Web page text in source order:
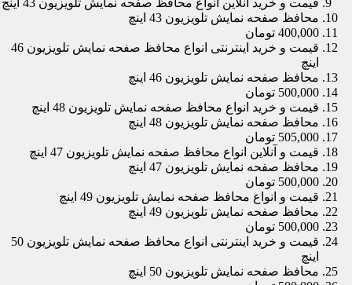
قیمت و خرید آنلاین انواع محافظ صفحه نمایش تلویزیون 43 اینچ
محافظ صفحه نمایش تلویزیون 43 اینچ
400,000 تومان
قیمت و خرید اینترنتی انواع محافظ صفحه نمایش تلویزیون 46
اینچ
محافظ صفحه نمایش تلویزیون 46 اینچ
500,000 تومان
قیمت و خرید انواع محافظ صفحه نمایش تلویزیون 48 اینچ
محافظ صفحه نمایش تلویزیون 48 اینچ
505,000 تومان
قیمت و آنلاین انواع محافظ صفحه نمایش تلویزیون 47 اینچ
محافظ صفحه نمایش تلویزیون 47 اینچ
500,000 تومان
قیمت و انواع محافظ صفحه نمایش تلویزیون 49 اینچ
محافظ صفحه نمایش تلویزیون 49 اینچ
500,000 تومان
قیمت و خرید اینترنتی انواع محافظ صفحه نمایش تلویزیون 50
اینچ
محافظ صفحه نمایش تلویزیون 50 اینچ